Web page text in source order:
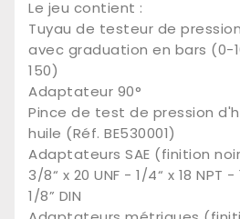
Le jeu contient :
Tuyau de testeur de
avec graduation en bars (0-
150)
Adaptateur 90°
Pince de test de pression
huile (Réf. BE530001)
Adaptateurs SAE (finition
3/8“ x 20 UNF - 1/4“ x 18 NPT -
1/8” DIN